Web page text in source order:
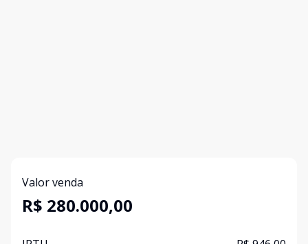
Valor venda
R$ 280.000,00